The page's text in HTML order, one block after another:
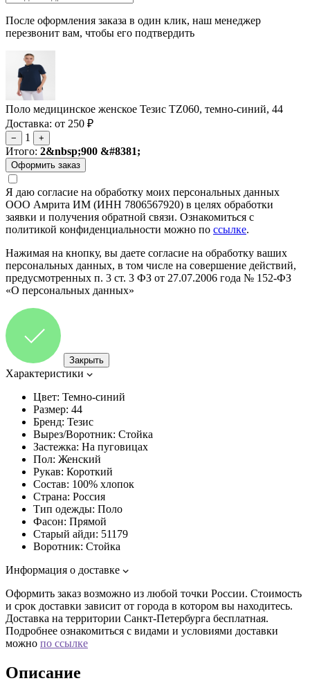
После оформления заказа в один клик, наш менеджер
перезвонит вам, чтобы его подтвердить
Поло медицинское женское Тезис TZ060, темно-синий, 44
Доставка: от 250 ₽
− 1 +
Итого: 2&nbsp;900 &#8381;
Я даю согласие на обработку моих персональных данных
ООО Амрита ИМ (ИНН 7806567920) в целях обработки
заявки и получения обратной связи. Ознакомиться с
политикой конфиденциальности можно по ссылке.
Нажимая на кнопку, вы даете согласие на обработку ваших
персональных данных, в том числе на совершение действий,
предусмотренных п. 3 ст. 3 ФЗ от 27.07.2006 года № 152-ФЗ
«О персональных данных»
Закрыть
Характеристики
Цвет: Темно-синий
Размер: 44
Бренд: Тезис
Вырез/Воротник: Стойка
Застежка: На пуговицах
Пол: Женский
Рукав: Короткий
Состав: 100% хлопок
Страна: Россия
Тип одежды: Поло
Фасон: Прямой
Старый айди: 51179
Воротник: Стойка
Информация о доставке
Оформить заказ возможно из любой точки России. Стоимость
и срок доставки зависит от города в котором вы находитесь.
Доставка на территории Санкт-Петербурга бесплатная.
Подробнее ознакомиться с видами и условиями доставки
можно по ссылке
Описание